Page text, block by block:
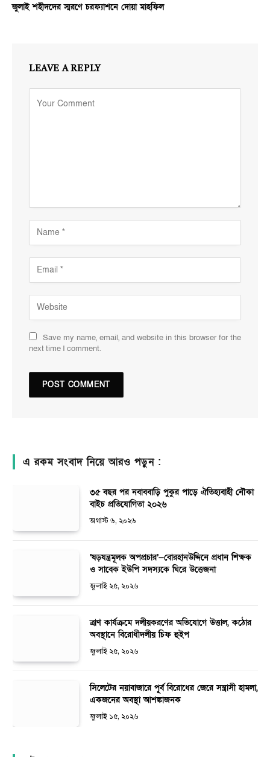
জুলাই শহীদদের স্মরণে চরফ্যাশনে দোয়া মাহফিল
LEAVE A REPLY
Save my name, email, and website in this browser for the
next time I comment.
এ রকম সংবাদ নিয়ে আরও পড়ুন :
৩৫ বছর পর নবাববাড়ি পুকুর পাড়ে ঐতিহ্যবাহী নৌকা
বাইচ প্রতিযোগিতা ২০২৬
অগাস্ট ৬, ২০২৬
‘ষড়যন্ত্রমূলক অপপ্রচার’—বোরহানউদ্দিনে প্রধান শিক্ষক
ও সাবেক ইউপি সদস্যকে ঘিরে উত্তেজনা
জুলাই ২৫, ২০২৬
ত্রাণ কার্যক্রমে দলীয়করণের অভিযোগে উত্তাল, কঠোর
অবস্থানে বিরোধীদলীয় চিফ হুইপ
জুলাই ২৫, ২০২৬
সিলেটের নয়াবাজারে পূর্ব বিরোধের জেরে সন্ত্রাসী হামলা,
একজনের অবস্থা আশঙ্কাজনক
জুলাই ১৫, ২০২৬